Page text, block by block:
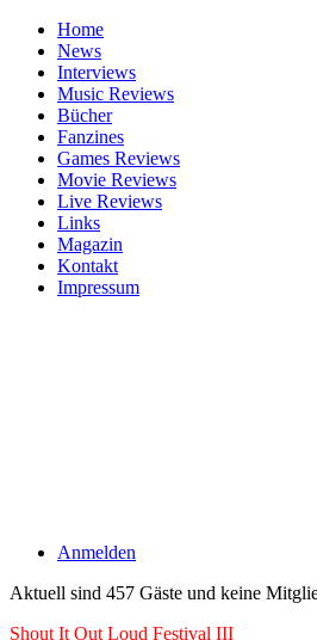
Home
News
Interviews
Music Reviews
Bücher
Fanzines
Games Reviews
Movie Reviews
Live Reviews
Links
Magazin
Kontakt
Impressum
Anmelden
Aktuell sind 457 Gäste und keine
Shout It Out Loud Festival III